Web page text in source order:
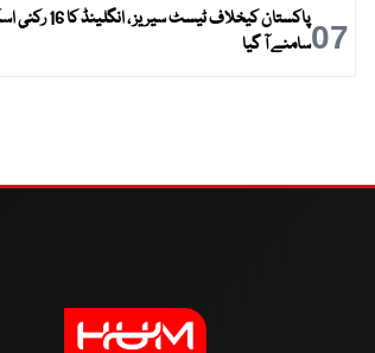
07
پاکستان کیخلاف ٹیسٹ سیریز ،
سامنے آ گیا